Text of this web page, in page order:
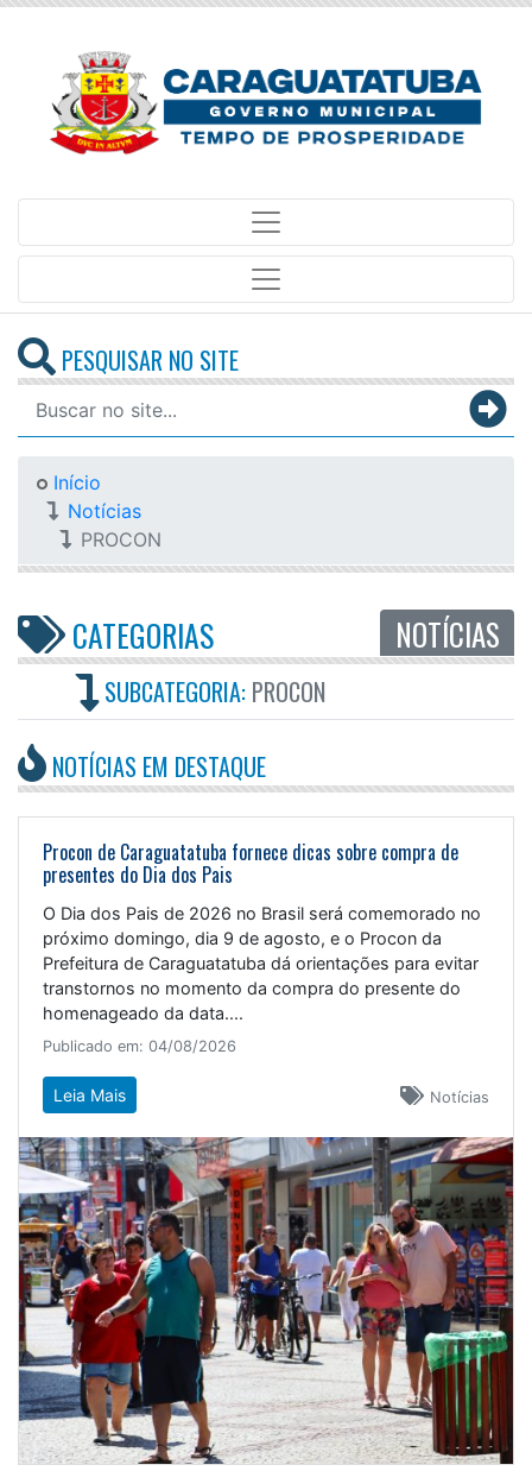
PESQUISAR NO SITE
Início
Notícias
PROCON
CATEGORIAS NOTÍCIAS
SUBCATEGORIA: PROCON
NOTÍCIAS EM DESTAQUE
Procon de Caraguatatuba fornece dicas sobre compra de
presentes do Dia dos Pais
O Dia dos Pais de 2026 no Brasil será comemorado no
próximo domingo, dia 9 de agosto, e o Procon da
Prefeitura de Caraguatatuba dá orientações para evitar
transtornos no momento da compra do presente do
homenageado da data....
Publicado em: 04/08/2026
Notícias
Leia Mais